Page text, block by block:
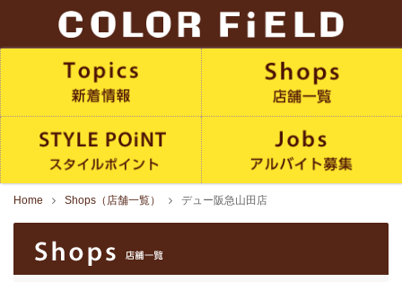
Home Shops（店舗一覧） デュー阪急山田店